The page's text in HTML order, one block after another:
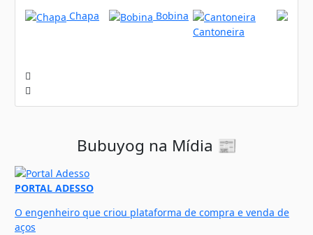
Chapa
Bobina
Cantoneira
Bubuyog na Mídia 📰
PORTAL ADESSO
O engenheiro que criou plataforma de compra e venda de
aços